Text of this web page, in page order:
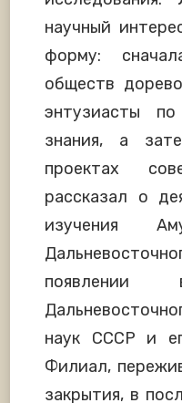
научный
форму:
обществ
энтузиасты
знания, а
проектах
рассказал о
изучения
наук СССР и
Филиал,
закрытия, в